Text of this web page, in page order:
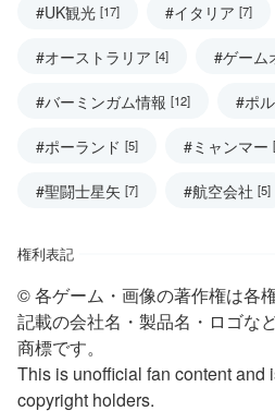
#UK観光 [17] #イタリア [7]
#オーストラリア [4] #ゲーム
#バーミンガム情報 [12] #ポ
#ポーランド [5] #ミャンマー
#聖闘士星矢 [7] #航空会社 [5]
権利表記
© 各ゲーム・画像の著作権は各
記載の会社名・製品名・ロゴな
商標です。
This is unofficial fan content and
copyright holders.